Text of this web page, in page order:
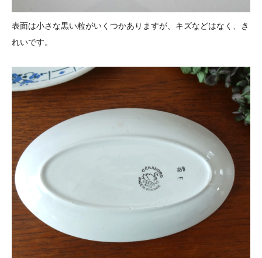
表面は小さな黒い粒がいくつかありますが、キズなどはなく、き
れいです。